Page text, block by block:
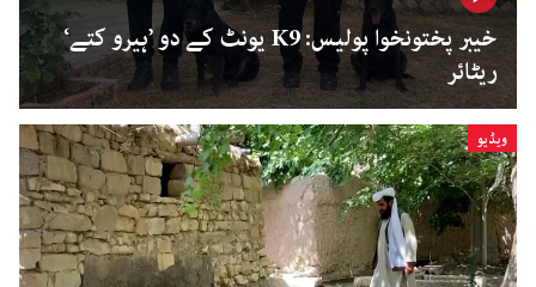
خیبر پختونخوا پولیس: K9 یونٹ کے دو ’ہیرو کتے‘
ریٹائر
ویڈیو